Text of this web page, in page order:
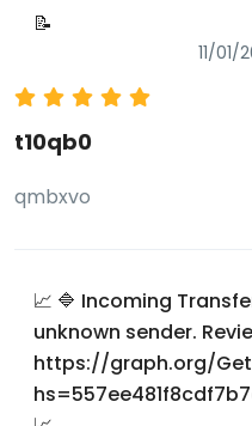
📝
11/01/
t10qb0
qmbxvo
📈 🔷 Incoming
unknown sender.
https://graph.org/